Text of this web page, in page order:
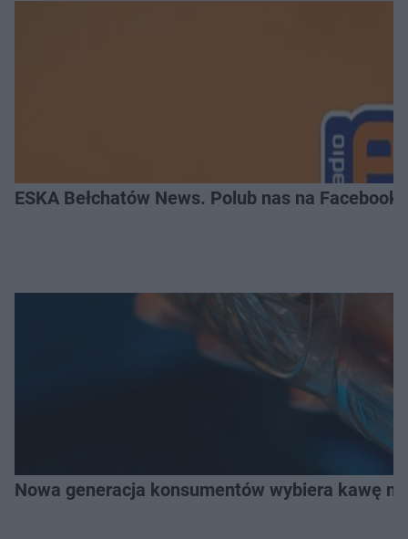
ESKA Bełchatów News. Polub nas na
Nowa generacja konsumentów wybiera kawę